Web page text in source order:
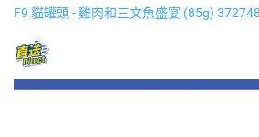
F9 貓罐頭 - 雞肉和三文魚盛宴 (85g) 372748